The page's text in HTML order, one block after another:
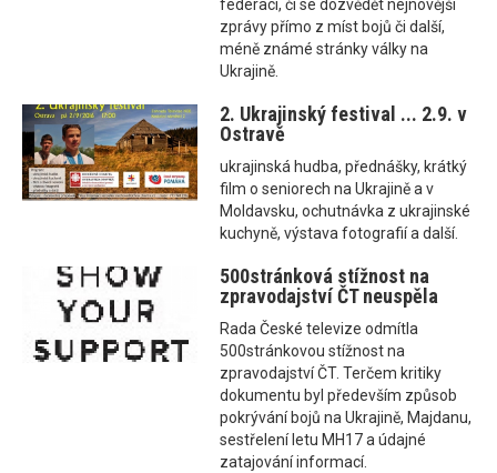
federaci, či se dozvědět nejnovější
zprávy přímo z míst bojů či další,
méně známé stránky války na
Ukrajině.
2. Ukrajinský festival ... 2.9. v
Ostravě
ukrajinská hudba, přednášky, krátký
film o seniorech na Ukrajině a v
Moldavsku, ochutnávka z ukrajinské
kuchyně, výstava fotografií a další.
500stránková stížnost na
zpravodajství ČT neuspěla
Rada České televize odmítla
500stránkovou stížnost na
zpravodajství ČT. Terčem kritiky
dokumentu byl především způsob
pokrývání bojů na Ukrajině, Majdanu,
sestřelení letu MH17 a údajné
zatajování informací.